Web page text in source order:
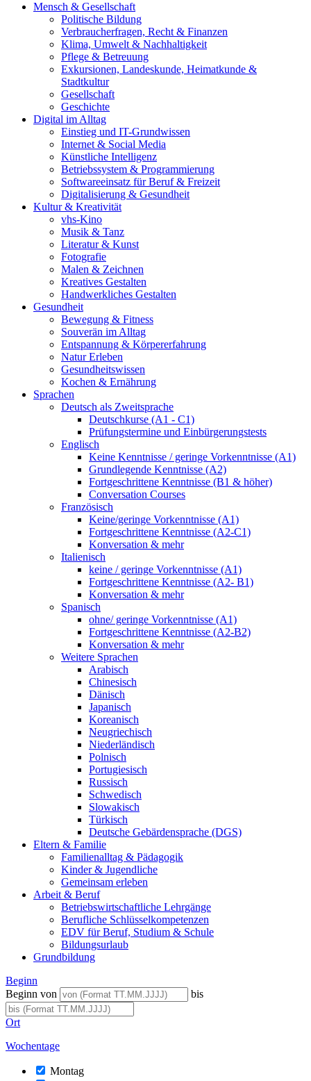
Mensch & Gesellschaft
Politische Bildung
Verbraucherfragen, Recht & Finanzen
Klima, Umwelt & Nachhaltigkeit
Pflege & Betreuung
Exkursionen, Landeskunde, Heimatkunde &
Stadtkultur
Gesellschaft
Geschichte
Digital im Alltag
Einstieg und IT-Grundwissen
Internet & Social Media
Künstliche Intelligenz
Betriebssystem & Programmierung
Softwareeinsatz für Beruf & Freizeit
Digitalisierung & Gesundheit
Kultur & Kreativität
vhs-Kino
Musik & Tanz
Literatur & Kunst
Fotografie
Malen & Zeichnen
Kreatives Gestalten
Handwerkliches Gestalten
Gesundheit
Bewegung & Fitness
Souverän im Alltag
Entspannung & Körpererfahrung
Natur Erleben
Gesundheitswissen
Kochen & Ernährung
Sprachen
Deutsch als Zweitsprache
Deutschkurse (A1 - C1)
Prüfungstermine und Einbürgerungstests
Englisch
Keine Kenntnisse / geringe Vorkenntnisse (A1)
Grundlegende Kenntnisse (A2)
Fortgeschrittene Kenntnisse (B1 & höher)
Conversation Courses
Französisch
Keine/geringe Vorkenntnisse (A1)
Fortgeschrittene Kenntnisse (A2-C1)
Konversation & mehr
Italienisch
keine / geringe Vorkenntnisse (A1)
Fortgeschrittene Kenntnisse (A2- B1)
Konversation & mehr
Spanisch
ohne/ geringe Vorkenntnisse (A1)
Fortgeschrittene Kenntnisse (A2-B2)
Konversation & mehr
Weitere Sprachen
Arabisch
Chinesisch
Dänisch
Japanisch
Koreanisch
Neugriechisch
Niederländisch
Polnisch
Portugiesisch
Russisch
Schwedisch
Slowakisch
Türkisch
Deutsche Gebärdensprache (DGS)
Eltern & Familie
Familienalltag & Pädagogik
Kinder & Jugendliche
Gemeinsam erleben
Arbeit & Beruf
Betriebswirtschaftliche Lehrgänge
Berufliche Schlüsselkompetenzen
EDV für Beruf, Studium & Schule
Bildungsurlaub
Grundbildung
Beginn
Beginn von
bis
Ort
Wochentage
Montag